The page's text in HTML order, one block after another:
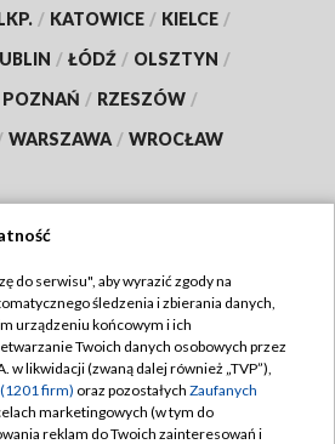
/ KATOWICE / KIELCE /
/ ŁÓDŹ / OLSZTYN /
POZNAŃ / RZESZÓW /
WARSZAWA / WROCŁAW
TVP
Regulamin TVP
prywatności
Moje zgody
do serwisu", aby wyrazić zgody na
śledzenia i zbierania danych,
urządzeniu końcowym i ich
Twoich danych osobowych przez
w likwidacji (zwaną dalej również „TVP”),
firm) oraz pozostałych Zaufanych
marketingowych (w tym do
reklam do Twoich zainteresowań i